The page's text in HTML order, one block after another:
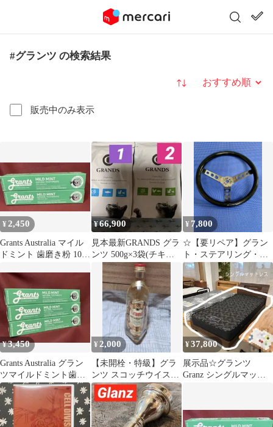
#グランツ の検索結果
販売中のみ表示
並び替え
¥ 2,450
Grants Australia マイル
ドミント 歯磨き粉 100g
¥66,900
見本最新GRANDS グラ
ンツ 500g×3袋(チキン&
サーモン2・サーモン1)
¥ 7,800
☆【要リペア】グラン
ト・ステアリング・ム
ーンアイズ・カスタ
ム・旧車・アメ車
¥3,450
Grants Australia グラン
ツマイルドミント歯磨
き粉3本セット❣️
¥ 2,000
​【未開栓・特級】グラ
ンツ スコッチウイスキ
ー 47ml 古酒 ミニボト
ル
¥37,800
展示品☆グランツ
Granz シングルマット